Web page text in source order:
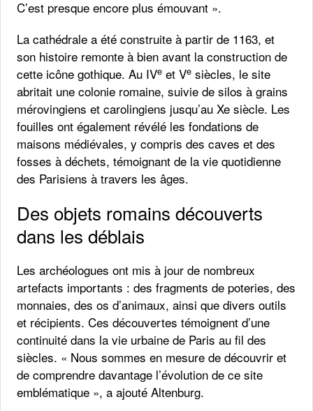
C’est presque encore plus émouvant ».
La cathédrale a été construite à partir de 1163, et
son histoire remonte à bien avant la construction de
cette icône gothique. Au IVe et Ve siècles, le site
abritait une colonie romaine, suivie de silos à grains
mérovingiens et carolingiens jusqu’au Xe siècle. Les
fouilles ont également révélé les fondations de
maisons médiévales, y compris des caves et des
fosses à déchets, témoignant de la vie quotidienne
des Parisiens à travers les âges.
Des objets romains découverts
dans les déblais
Les archéologues ont mis à jour de nombreux
artefacts importants : des fragments de poteries, des
monnaies, des os d’animaux, ainsi que divers outils
et récipients. Ces découvertes témoignent d’une
continuité dans la vie urbaine de Paris au fil des
siècles. « Nous sommes en mesure de découvrir et
de comprendre davantage l’évolution de ce site
emblématique », a ajouté Altenburg.